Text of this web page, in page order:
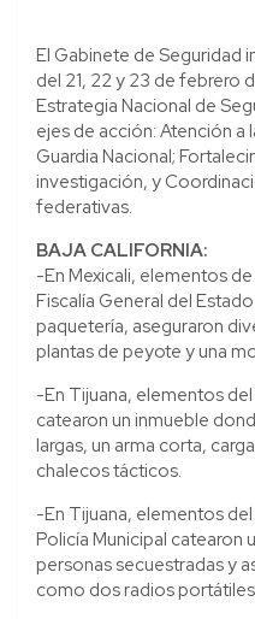
El Gabinete de Seguridad
del 21, 22 y 23 de febrero
Estrategia Nacional de
ejes de acción: Atención a
Guardia Nacional;
investigación, y
federativas.
BAJA CALIFORNIA:
-En Mexicali, elementos
Fiscalía General del
paquetería, aseguraron
plantas de peyote y una
-En Tijuana, elementos
catearon un inmueble
largas, un arma corta,
chalecos tácticos.
-En Tijuana, elementos
Policía Municipal catearon
personas secuestradas y
como dos radios